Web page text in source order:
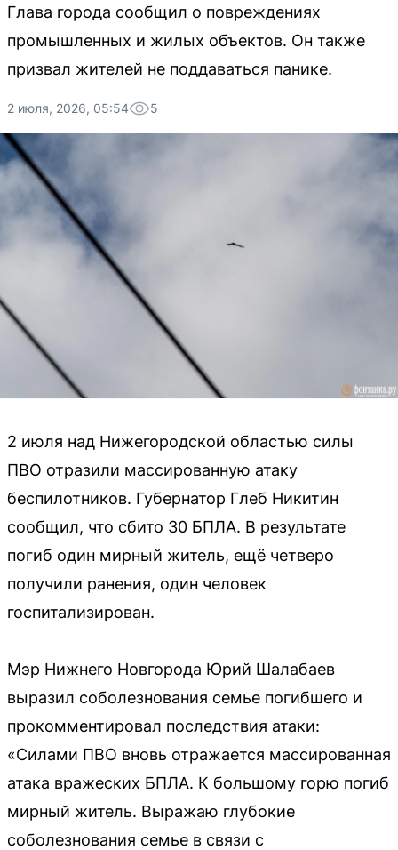
Глава города сообщил о повреждениях
промышленных и жилых объектов. Он также
призвал жителей не поддаваться панике.
2 июля, 2026, 05:54 5
2 июля над Нижегородской областью силы
ПВО отразили массированную атаку
беспилотников. Губернатор Глеб Никитин
сообщил, что сбито 30 БПЛА. В результате
погиб один мирный житель, ещё четверо
получили ранения, один человек
госпитализирован.
Мэр Нижнего Новгорода Юрий Шалабаев
выразил соболезнования семье погибшего и
прокомментировал последствия атаки:
«Силами ПВО вновь отражается массированная
атака вражеских БПЛА. К большому горю погиб
мирный житель. Выражаю глубокие
соболезнования семье в связи с